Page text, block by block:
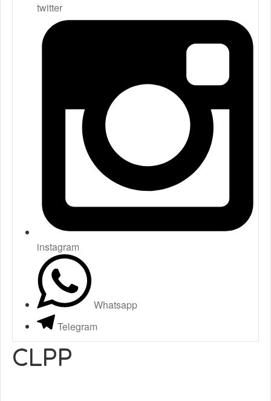
twitter
instagram
Whatsapp
Telegram
CLPP